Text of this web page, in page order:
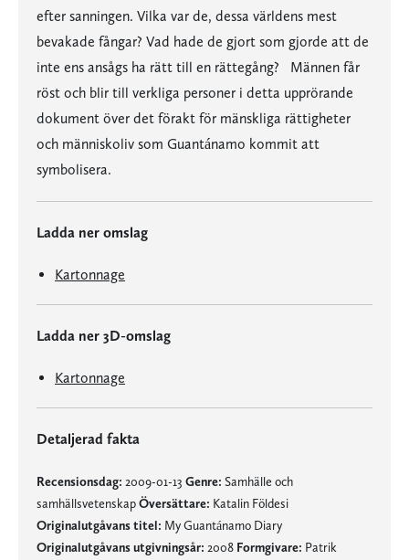
efter sanningen. Vilka var de, dessa världens mest
bevakade fångar? Vad hade de gjort som gjorde att de
inte ens ansågs ha rätt till en rättegång? Männen får
röst och blir till verkliga personer i detta upprörande
dokument över det förakt för mänskliga rättigheter
och människoliv som Guantánamo kommit att
symbolisera.
Ladda ner omslag
Kartonnage
Ladda ner 3D-omslag
Kartonnage
Detaljerad fakta
Recensionsdag: 2009-01-13 Genre: Samhälle och
samhällsvetenskapÖversättare: Katalin Földesi
Originalutgåvans titel: My Guantánamo Diary
Originalutgåvans utgivningsår: 2008 Formgivare: Patrik